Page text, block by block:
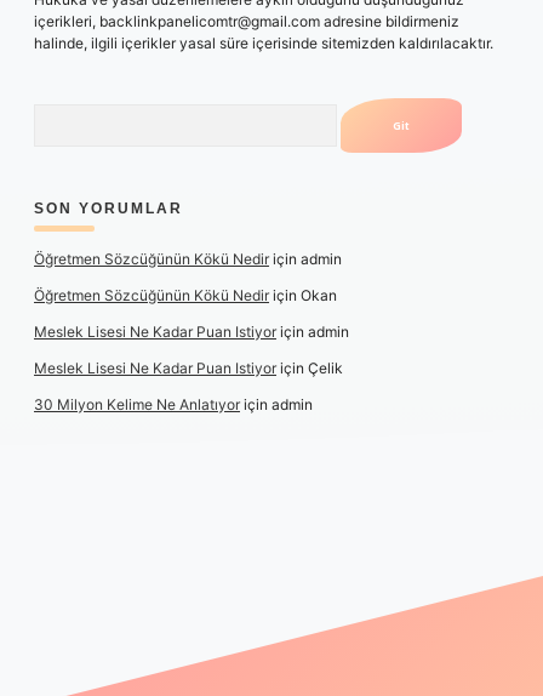
içerikleri, backlinkpanelicomtr@gmail.com adresine bildirmeniz
halinde, ilgili içerikler yasal süre içerisinde sitemizden kaldırılacaktır.
SON YORUMLAR
Öğretmen Sözcüğünün Kökü Nediriçin admin
Öğretmen Sözcüğünün Kökü Nediriçin Okan
Meslek Lisesi Ne Kadar Puan Istiyoriçin admin
Meslek Lisesi Ne Kadar Puan Istiyoriçin Çelik
30 Milyon Kelime Ne Anlatıyoriçin admin